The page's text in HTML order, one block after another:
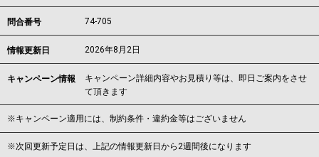
問合番号 74-705
情報更新日 2026年8月2日
キャンペーン情報
キャンペーン詳細内容やお見積り等は、即日ご案内をさせ
て頂きます
※キャンペーン適用には、制約条件・違約金等はございません
※次回更新予定日は、上記の情報更新日から2週間後になります